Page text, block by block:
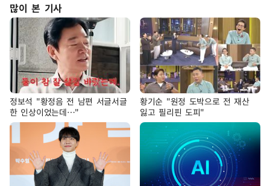
많이 본 기사
정보석 "황정음 전 남편 서글서글
한 인상이었는데…"
황기순 "원정 도박으로 전 재산
잃고 필리핀 도피"